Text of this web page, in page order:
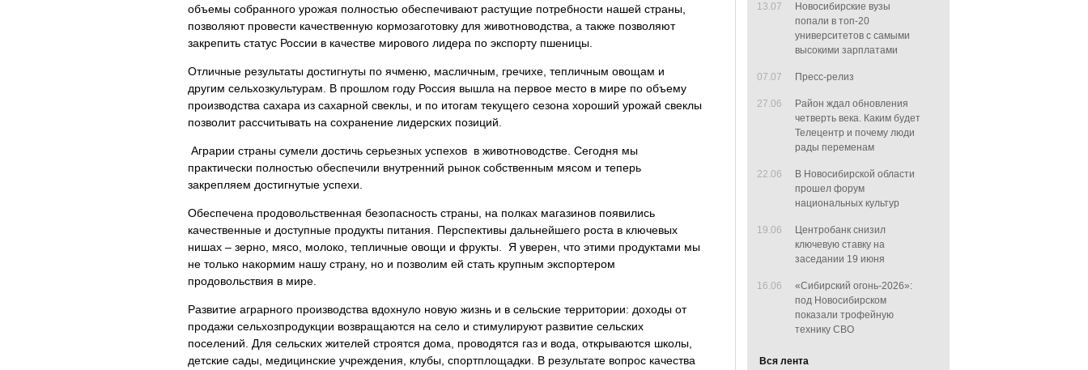
объемы собранного урожая полностью обеспечивают растущие потребности нашей страны,
позволяют провести качественную кормозаготовку для животноводства, а также позволяют
закрепить статус России в качестве мирового лидера по экспорту пшеницы.
Отличные результаты достигнуты по ячменю, масличным, гречихе, тепличным овощам и
другим сельхозкультурам. В прошлом году Россия вышла на первое место в мире по объему
производства сахара из сахарной свеклы, и по итогам текущего сезона хороший урожай свеклы
позволит рассчитывать на сохранение лидерских позиций.
Аграрии страны сумели достичь серьезных успехов в животноводстве. Сегодня мы
практически полностью обеспечили внутренний рынок собственным мясом и теперь
закрепляем достигнутые успехи.
Обеспечена продовольственная безопасность страны, на полках магазинов появились
качественные и доступные продукты питания. Перспективы дальнейшего роста в ключевых
нишах – зерно, мясо, молоко, тепличные овощи и фрукты. Я уверен, что этими продуктами мы
не только накормим нашу страну, но и позволим ей стать крупным экспортером
продовольствия в мире.
Развитие аграрного производства вдохнуло новую жизнь и в сельские территории: доходы от
продажи сельхозпродукции возвращаются на село и стимулируют развитие сельских
поселений. Для сельских жителей строятся дома, проводятся газ и вода, открываются школы,
детские сады, медицинские учреждения, клубы, спортплощадки. В результате вопрос качества
13.07
Новосибирские вузы
попали в топ-20
университетов с самыми
высокими зарплатами
07.07 Пресс-релиз
27.06
Район ждал обновления
четверть века. Каким будет
Телецентр и почему люди
рады переменам
22.06
В Новосибирской области
прошел форум
национальных культур
19.06
Центробанк снизил
ключевую ставку на
заседании 19 июня
16.06
«Сибирский огонь-2026»:
под Новосибирском
показали трофейную
технику СВО
Вся лента